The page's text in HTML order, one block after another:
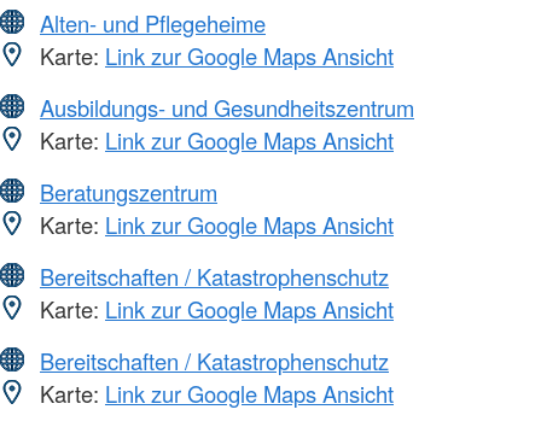
Alten- und Pflegeheime
Karte: Link zur Google Maps Ansicht
Ausbildungs- und Gesundheitszentrum
Karte: Link zur Google Maps Ansicht
Beratungszentrum
Karte: Link zur Google Maps Ansicht
Bereitschaften / Katastrophenschutz
Karte: Link zur Google Maps Ansicht
Bereitschaften / Katastrophenschutz
Karte: Link zur Google Maps Ansicht